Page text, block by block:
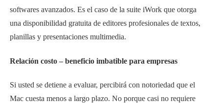
softwares avanzados. Es el caso de la suite iWork que otorga
una disponibilidad gratuita de editores profesionales de textos,
planillas y presentaciones multimedia.
Relación costo – beneficio imbatible para empresas
Si usted se detiene a evaluar, percibirá con notoriedad que el
Mac cuesta menos a largo plazo. No porque casi no requiere